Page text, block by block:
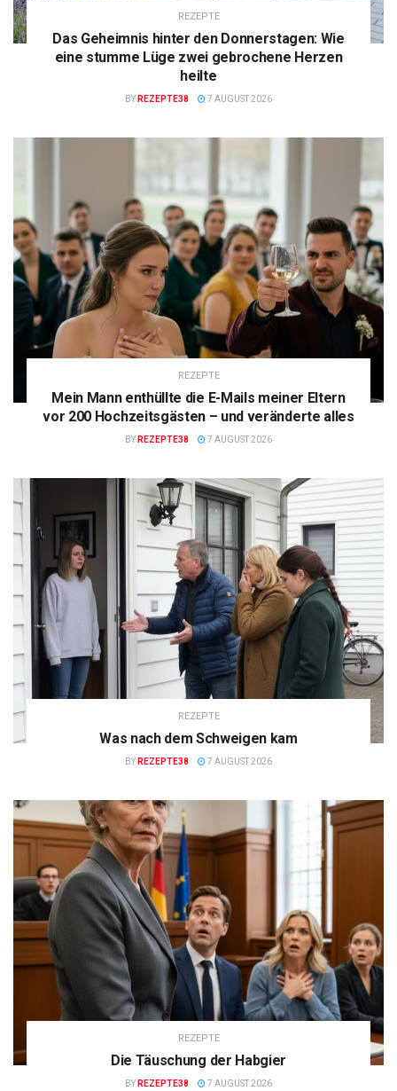
REZEPTE
Das Geheimnis hinter den Donnerstagen: Wie
eine stumme Lüge zwei gebrochene Herzen
heilte
BY REZEPTE38 7 AUGUST 2026
REZEPTE
Mein Mann enthüllte die E-Mails meiner Eltern
vor 200 Hochzeitsgästen – und veränderte alles
BY REZEPTE38 7 AUGUST 2026
REZEPTE
Was nach dem Schweigen kam
BY REZEPTE38 7 AUGUST 2026
REZEPTE
Die Täuschung der Habgier
BY REZEPTE38 7 AUGUST 2026